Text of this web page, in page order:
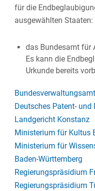
für die
ausgewählten Staaten:
das Bundesamt für
Es kann die
Urkunde bereits
Bundesverwaltungsamt
Deutsches Patent- und
Landgericht Konstanz
Ministerium für Kultus
Ministerium für
Baden-Württemberg
Regierungspräsidium
Regierungspräsidium